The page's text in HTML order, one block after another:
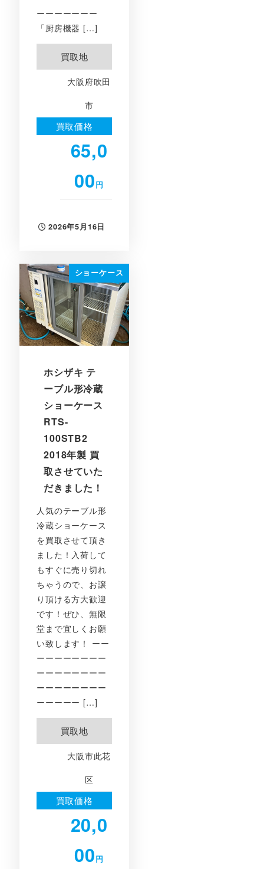
ーーーーーーー
「厨房機器 […]
買取地
大阪府吹田
市
買取価格
65,0
00円
投稿日
2026年5月16日
ショーケース
ホシザキ テ
ーブル形冷蔵
ショーケース
RTS-
100STB2
2018年製 買
取させていた
だきました！
人気のテーブル形
冷蔵ショーケース
を買取させて頂き
ました！入荷して
もすぐに売り切れ
ちゃうので、お譲
り頂ける方大歓迎
です！ぜひ、無限
堂まで宜しくお願
い致します！ ーー
ーーーーーーーー
ーーーーーーーー
ーーーーーーーー
ーーーーー […]
買取地
大阪市此花
区
買取価格
20,0
00円